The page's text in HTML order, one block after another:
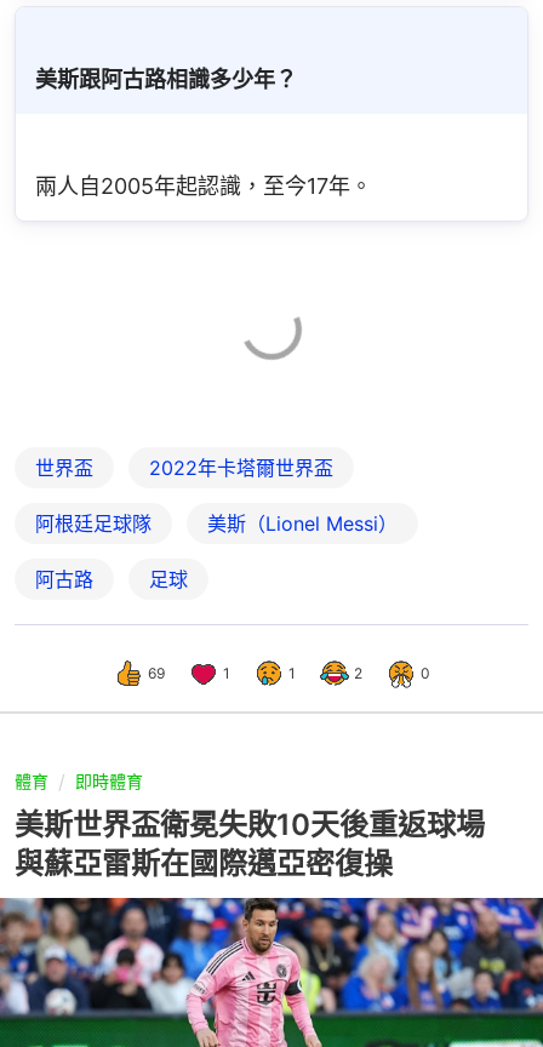
美斯跟阿古路相識多少年？
兩人自2005年起認識，至今17年。
世界盃 2022年卡塔爾世界盃
阿根廷足球隊 美斯（Lionel Messi）
阿古路 足球
69 1 1 2 0
體育 即時體育
美斯世界盃衛冕失敗10天後重返球場
與蘇亞雷斯在國際邁亞密復操